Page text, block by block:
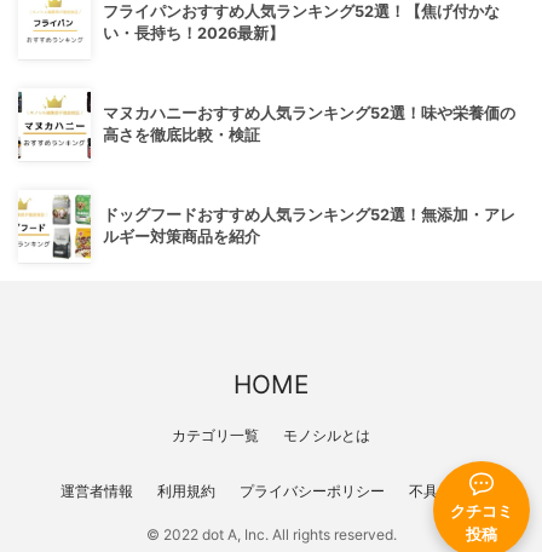
クチコミ
投稿
フライパンおすすめ人気ランキング52選！【焦げ付かな
い・長持ち！2026最新】
マヌカハニーおすすめ人気ランキング52選！味や栄養価の
高さを徹底比較・検証
ドッグフードおすすめ人気ランキング52選！無添加・アレ
ルギー対策商品を紹介
HOME
カテゴリ一覧 モノシルとは
運営者情報 利用規約 プライバシーポリシー 不具合報告
© 2022 dot A, Inc. All rights reserved.